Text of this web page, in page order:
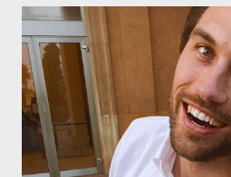
peluquería del grupo.Justo hace
contaba detalles del homenaje en
radio,en el programa que presento
horas . Carolina y Quionia Pagés
Museu Marítim de BCN ,en las
destacadas del sector,así como